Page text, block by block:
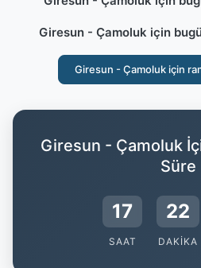
Giresun - Çamoluk için
Giresun - Çamoluk için
Giresun - Çamoluk
Süre
17
SAAT
22
DAKIKA